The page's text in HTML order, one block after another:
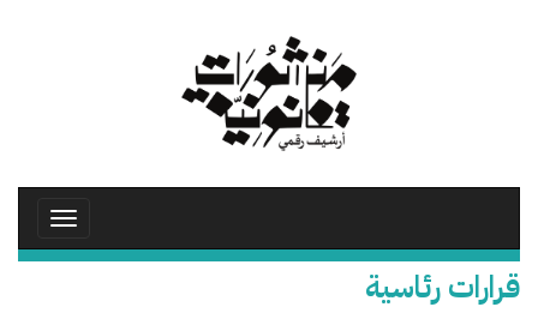
Toggle
قرارات رئاسية